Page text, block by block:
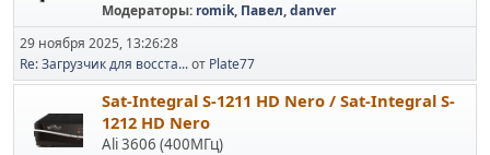
Модераторы: romik, Павел,danver
29 ноября 2025, 13:26:28
Re: Загрузчик для восста...от Plate77
Sat-Integral S-1211 HD Nero / Sat-Integral S-
1212 HD Nero
Ali 3606 (400МГц)